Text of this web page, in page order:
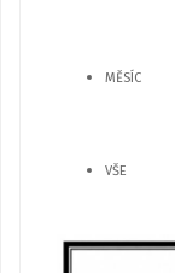
MĚSÍC
VŠE